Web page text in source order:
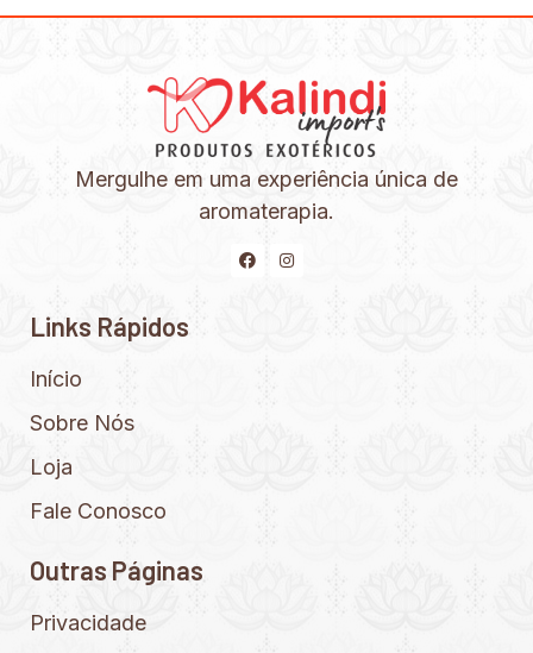
Mergulhe em uma experiência única de
aromaterapia.
Links Rápidos
Início
Sobre Nós
Loja
Fale Conosco
Outras Páginas
Privacidade